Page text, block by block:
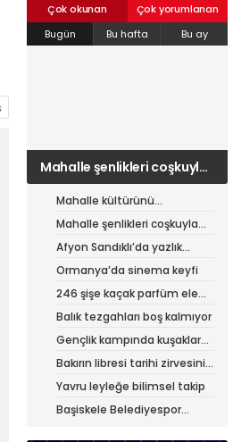
Çok okunan
Çok yorumlanan
Bugün
Bu hafta Bu ay
Mahalle şenlikleri coşkuyla
sürüyor
Mahalle kültürünü
canlandıran şenlik
Mahalle şenlikleri coşkuyla
sürüyor
Afyon Sandıklı’da yazlık
patates hasadı
Ormanya’da sinema keyfi
246 şişe kaçak parfüm ele
geçirildi
Balık tezgahları boş kalmıyor
Gençlik kampında kuşaklar
buluştu
Bakırın libresi tarihi zirvesini
test ediyor
Yavru leyleğe bilimsel takip
Başiskele Belediyespor